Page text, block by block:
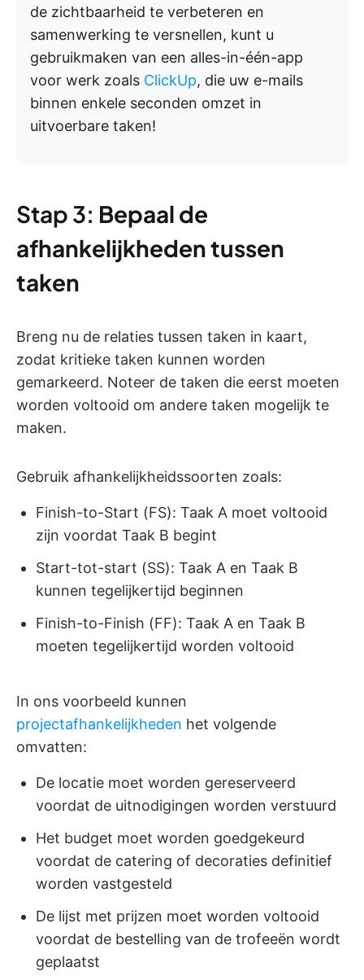
de zichtbaarheid te verbeteren en
samenwerking te versnellen, kunt u
gebruikmaken van een alles-in-één-app
voor werk zoals ClickUp, die uw e-mails
binnen enkele seconden omzet in
uitvoerbare taken!
Stap 3: Bepaal de
afhankelijkheden tussen
taken
Breng nu de relaties tussen taken in kaart,
zodat kritieke taken kunnen worden
gemarkeerd. Noteer de taken die eerst moeten
worden voltooid om andere taken mogelijk te
maken.
Gebruik afhankelijkheidssoorten zoals:
Finish-to-Start (FS): Taak A moet voltooid
zijn voordat Taak B begint
Start-tot-start (SS): Taak A en Taak B
kunnen tegelijkertijd beginnen
Finish-to-Finish (FF): Taak A en Taak B
moeten tegelijkertijd worden voltooid
In ons voorbeeld kunnen
projectafhankelijkheden het volgende
omvatten:
De locatie moet worden gereserveerd
voordat de uitnodigingen worden verstuurd
Het budget moet worden goedgekeurd
voordat de catering of decoraties definitief
worden vastgesteld
De lijst met prijzen moet worden voltooid
voordat de bestelling van de trofeeën wordt
geplaatst